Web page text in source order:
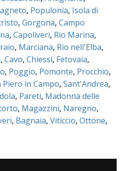
, Populonia, Isola di
, Gorgona, Campo
, Capoliveri, Rio Marina,
, Marciana, Rio nell'Elba,
, Cavo, Chiessi, Fetovaia,
, Poggio, Pomonte, Procchio,
Piero in Campo, Sant'Andrea,
, Pareti, Madonna delle
, Magazzini, Naregno,
, Bagnaia, Viticcio, Ottone,